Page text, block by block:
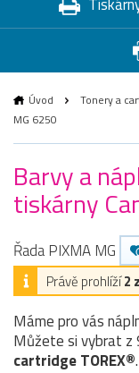
Úvod Tonery a
MG 6250
Barvy a
tiskárny
Řada PIXMA MG
Právě prohlíží2
Máme pro vás
Můžete si vybrat z
cartridge TOREX®.